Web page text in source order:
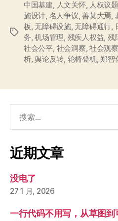
标
中国基建, 人文关怀, 人权议题
施设计, 名人争议,善莫大焉,
板,无障碍设施,无障碍通行,
务,机场管理, 残疾人权益, 残
社会公平, 社会洞察, 社会观察
析,舆论反转, 轮椅登机,郑智
索：
近期文章
没电了
27 1 月, 2026
一行代码不用写，从草图